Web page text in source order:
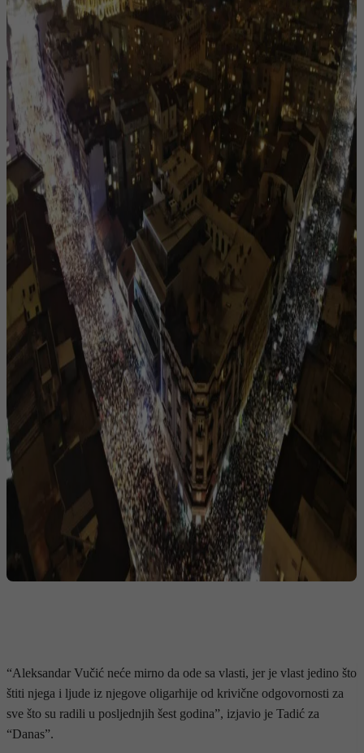
“Aleksandar Vučić neće mirno da ode sa vlasti, jer je vlast jedino što
štiti njega i ljude iz njegove oligarhije od krivične odgovornosti za
sve što su radili u posljednjih šest godina”, izjavio je Tadić za
“Danas”.